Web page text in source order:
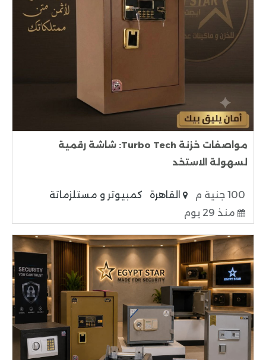
مواصفات خزنة Turbo Tech: شاشة رقمية
لسهولة الاستخد
100 جنية م القاهرة
كمبيوتر و مستلزماتة
منذ 29 يوم